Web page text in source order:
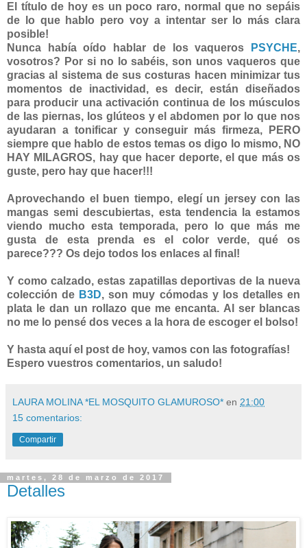
El título de hoy es un poco raro, normal que no sepáis
de lo que hablo pero voy a intentar ser lo más clara
posible!
Nunca había oído hablar de los vaqueros
PSYCHE,
vosotros? Por si no lo sabéis, son unos vaqueros que
gracias al sistema de sus costuras hacen minimizar tus
momentos de inactividad, es decir, están diseñados
para producir una activación continua de los músculos
de las piernas, los glúteos y el abdomen por lo que nos
ayudaran a tonificar y conseguir más firmeza, PERO
siempre que hablo de estos temas os digo lo mismo, NO
HAY MILAGROS, hay que hacer deporte, el que más os
guste, pero hay que hacer!!!
Aprovechando el buen tiempo, elegí un jersey con las
mangas semi descubiertas, esta tendencia la estamos
viendo mucho esta temporada, pero lo que más me
gusta de esta prenda es el color verde, qué os
parece??? Os dejo todos los enlaces al final!
Y como calzado, estas zapatillas deportivas de la nueva
colección de B3D, son muy cómodas y los detalles en
plata le dan un rollazo que me encanta. Al ser blancas
no me lo pensé dos veces a la hora de escoger el bolso!
Y hasta aquí el post de hoy, vamos con las fotografías!
Espero vuestros comentarios, un saludo!
LAURA MOLINA *EL MOSQUITO GLAMUROSO* en 21:00
15 comentarios:
Compartir
martes, 28 de marzo de 2017
Detalles